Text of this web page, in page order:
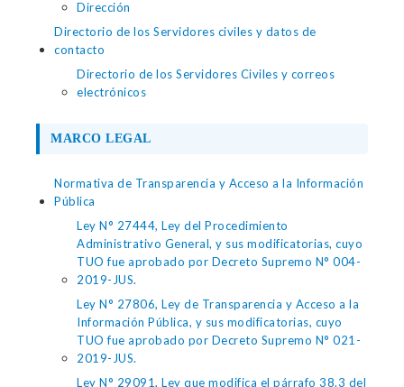
Dirección
Directorio de los Servidores civiles y datos de
contacto
Directorio de los Servidores Civiles y correos
electrónicos
MARCO LEGAL
Normativa de Transparencia y Acceso a la Información
Pública
Ley N° 27444, Ley del Procedimiento
Administrativo General, y sus modificatorias, cuyo
TUO fue aprobado por Decreto Supremo N° 004-
2019-JUS.
Ley N° 27806, Ley de Transparencia y Acceso a la
Información Pública, y sus modificatorias, cuyo
TUO fue aprobado por Decreto Supremo N° 021-
2019-JUS.
Ley N° 29091, Ley que modifica el párrafo 38.3 del